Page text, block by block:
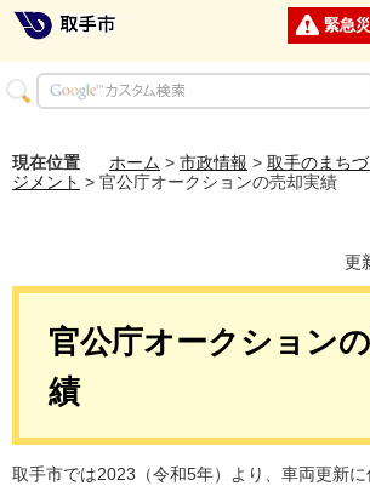
緊急
現在位置 ホーム > 市政情報 > 取手のまちづ
ジメント > 官公庁オークションの売却実績
更
官公庁オークション
績
取手市では2023（令和5年）より、車両更新